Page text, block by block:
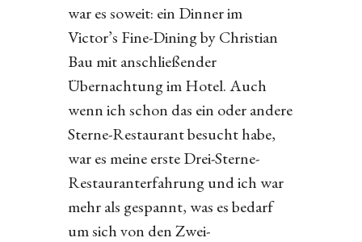
war es soweit: ein Dinner im
Victor’s Fine-Dining by Christian
Bau mit anschließender
Übernachtung im Hotel. Auch
wenn ich schon das ein oder andere
Sterne-Restaurant besucht habe,
war es meine erste Drei-Sterne-
Restauranterfahrung und ich war
mehr als gespannt, was es bedarf
um sich von den Zwei-